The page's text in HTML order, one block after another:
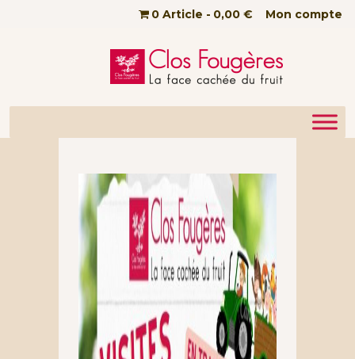
Passer au contenu principal Mon compte
0 Article 0,00 €